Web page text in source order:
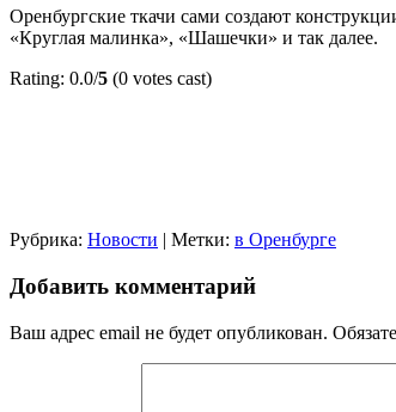
Оренбургские ткачи сами создают
«Круглая малинка», «Шашечки» и так далее.
Rating: 0.0/5 (0 votes cast)
Рубрика: Новости | Метки: в Оренбурге
Добавить комментарий
Ваш адрес email не будет опубликован.